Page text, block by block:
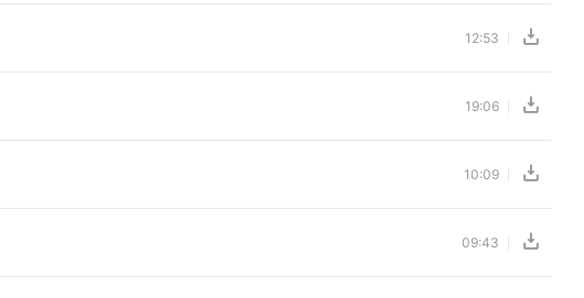
12:53
19:06
10:09
09:43